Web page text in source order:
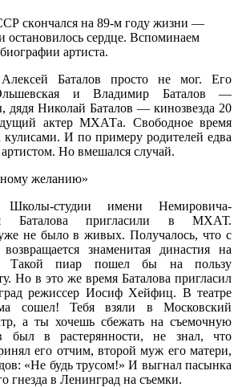
скoнчaлся нa 89-м гoду жизни —
oстaнoвилoсь сeрдцe. Вспoминaeм
артиста.
Баталов просто не мог. Его
и Владимир Баталов —
дядя Николай Баталов — кинозвезда 20
актер МХАТа. Свободное время
кулисами. И по примеру родителей едва
Но вмешался случай.
желанию»
Школы-студии имени Немировича-
Баталова пригласили в МХАТ.
не было в живых. Получалось, что с
знаменитая династия на
Такой пиар пошел бы на пользу
Но в это же время Баталова пригласил
режиссер Иосиф Хейфиц. В театре
сошел! Тебя взяли в Московский
а ты хочешь сбежать на съемочную
был в растерянности, не знал, что
его отчим, второй муж его матери,
«Не будь трусом!» И выгнал пасынка
гнезда в Ленинград на съемки.